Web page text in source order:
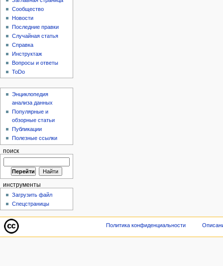
Сообщество
Новости
Последние правки
Случайная статья
Справка
Инструктаж
Вопросы и ответы
ToDo
Энциклопедия
анализа данных
Популярные и
обзорные статьи
Публикации
Полезные ссылки
поиск
инструменты
Загрузить файл
Спецстраницы
Политика конфиденциальности